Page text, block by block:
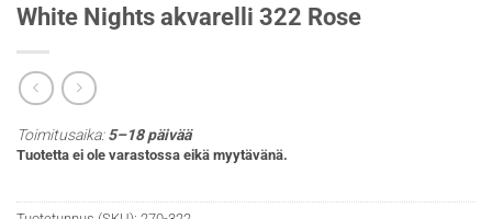
White Nights akvarelli 322 Rose
Toimitusaika:5–18 päivää
Tuotetta ei ole varastossa eikä myytävänä.